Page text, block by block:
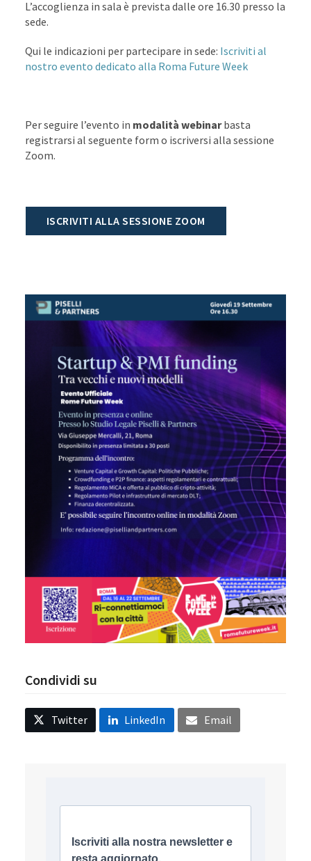
L’accoglienza in sala è prevista dalle ore 16.30 presso la
sede.
Qui le indicazioni per partecipare in sede: Iscriviti al
nostro evento dedicato alla Roma Future Week
Per seguire l’evento in modalità webinarbasta
registrarsi al seguente form o iscriversi alla sessione
Zoom.
ISCRIVITI ALLA SESSIONE ZOOM
Condividi su
Twitter LinkedIn Email